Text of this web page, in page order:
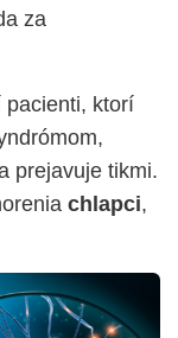
za
pacienti, ktorí
prejavuje tikmi.
chlapci,